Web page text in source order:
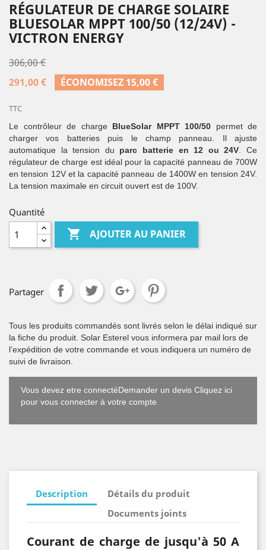
RÉGULATEUR DE CHARGE SOLAIRE
BLUESOLAR MPPT 100/50 (12/24V) -
VICTRON ENERGY
306,00 €
291,00 €
ÉCONOMISEZ 15,00 €
TTC
Le contrôleur de charge BlueSolar MPPT 100/50 permet de
charger vos batteries puis le champ panneau. Il ajuste
automatique la tension du parc batterie en 12 ou 24V . Ce
régulateur de charge est idéal pour la capacité panneau de 700W
en tension 12V et la capacité panneau de 1400W en tension 24V.
La tension maximale en circuit ouvert est de 100V.
Quantité
 AJOUTER AU PANIER
Partager
Tous les produits commandés sont livrés selon le délai indiqué sur
la fiche du produit. Solar Esterel vous informera par mail lors de
l’expédition de votre commande et vous indiquera un numéro de
suivi de livraison.
Vous devez etre connectéDemander un devis Cliquez ici
pour vous connecter à votre compte
Description
Détails du produit
Documents joints
Courant de charge de jusqu'à 50 A